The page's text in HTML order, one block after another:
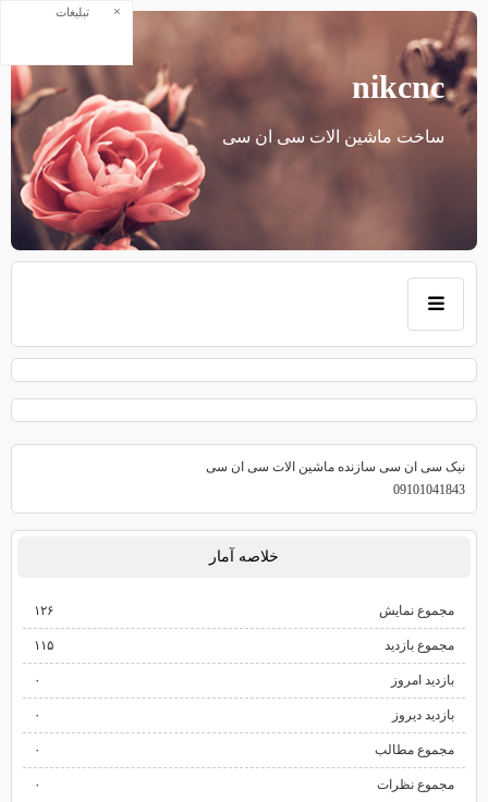
nikcnc
ساخت ماشین الات سی ان سی
نیک سی ان سی سازنده ماشین الات سی ان سی
09101041843
خلاصه آمار
مجموع نمایش‌ ۱۲۶
مجموع بازدید ۱۱۵
بازدید امروز ۰
بازدید دیروز ۰
مجموع مطالب ۰
مجموع نظرات ۰
تبلیغات ×